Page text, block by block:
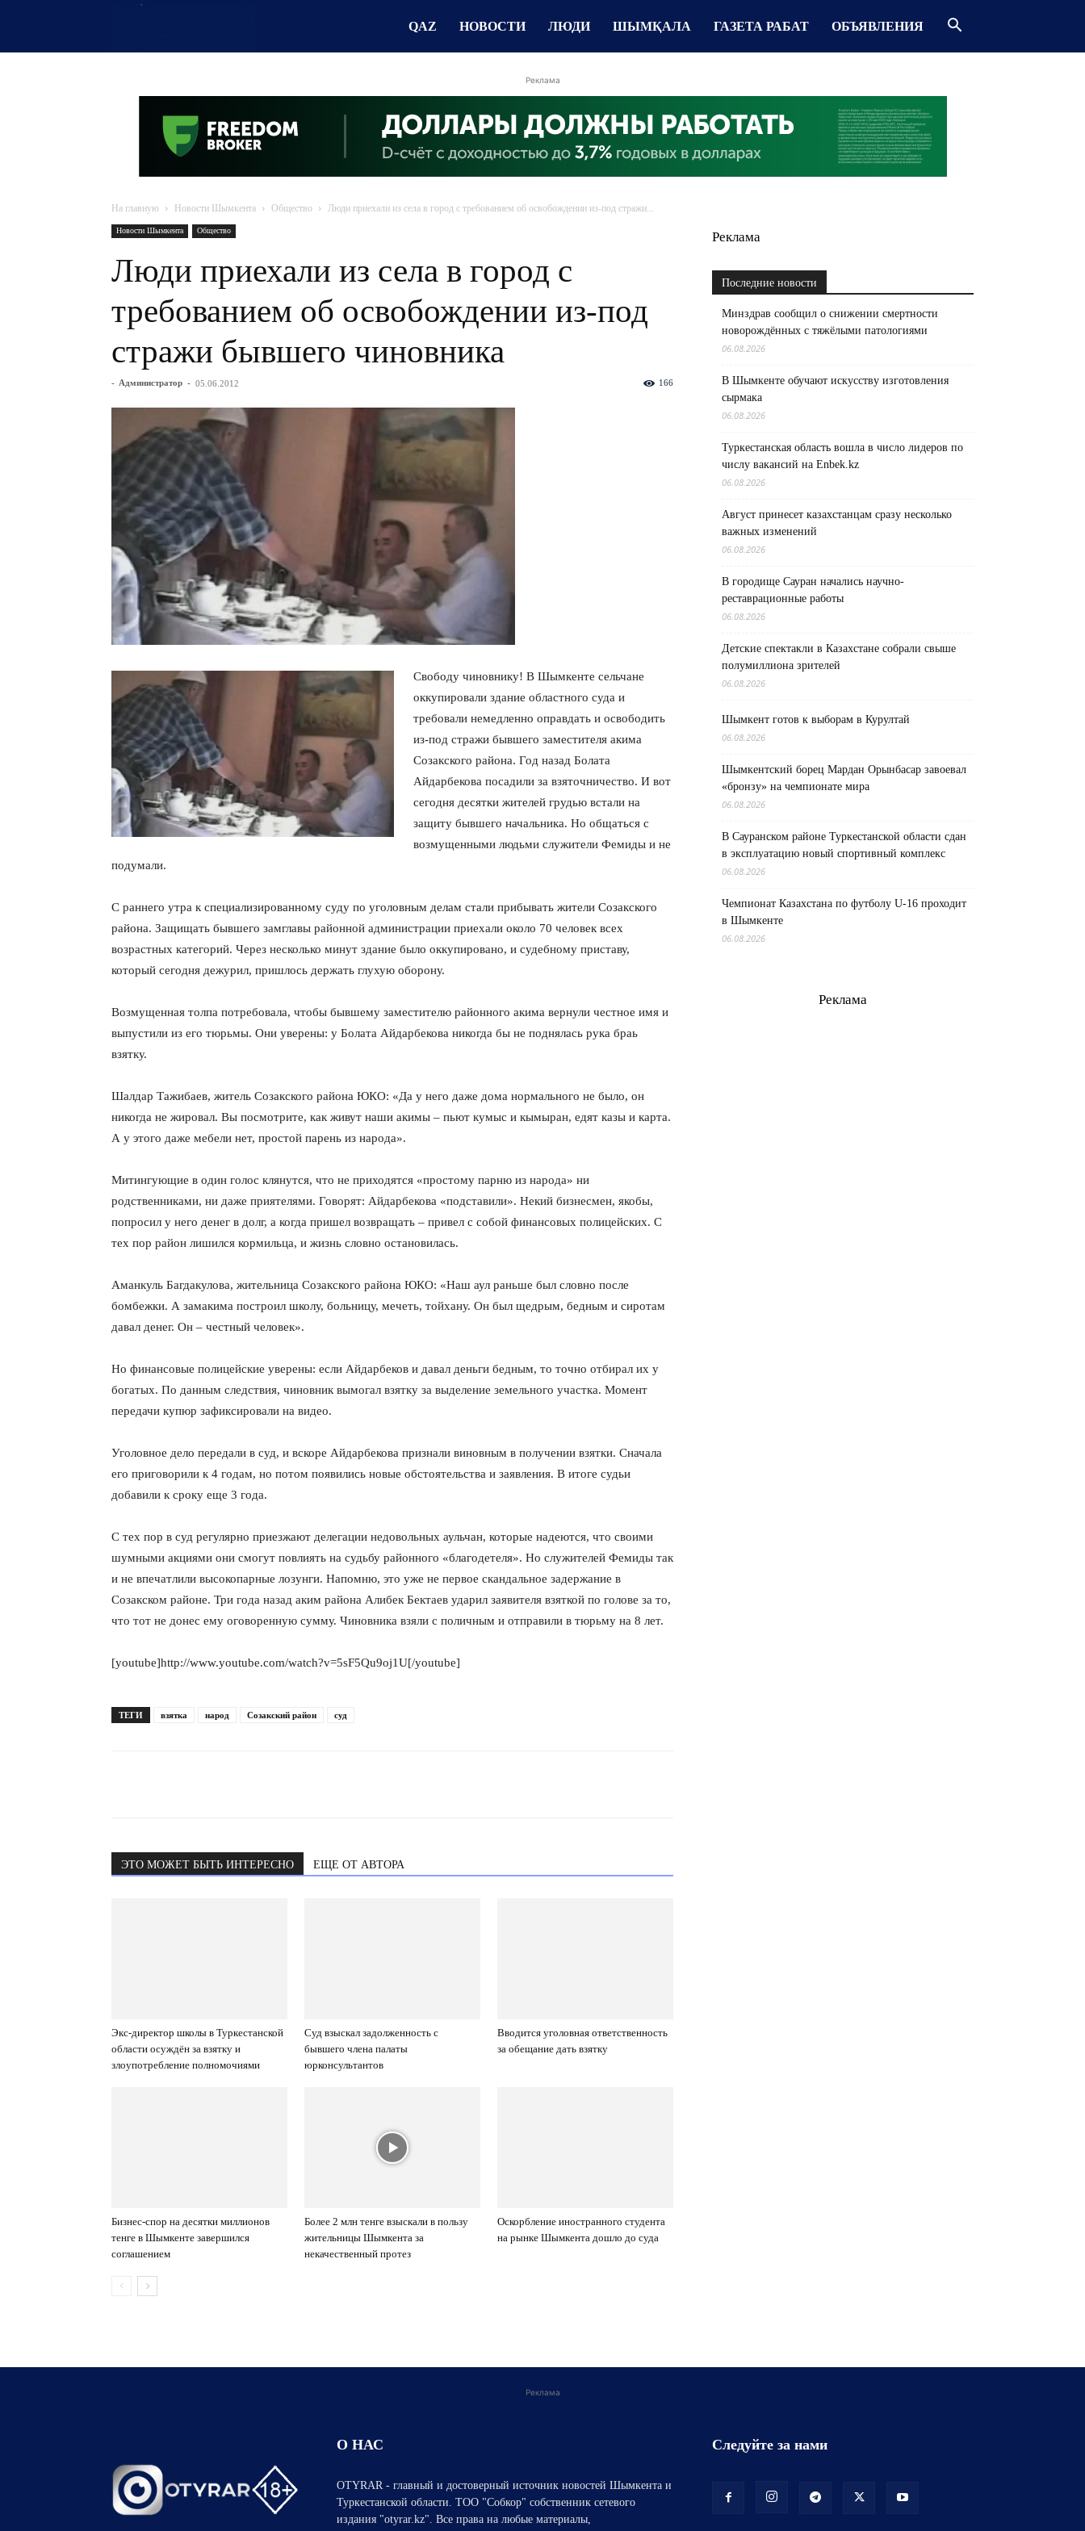
QAZ НОВОСТИ ЛЮДИ ШЫМҚАЛА ГАЗЕТА РАБАТ ОБЪЯВЛЕНИЯ
Реклама
На главную Новости Шымкента Общество Люди приехали из села в город с требованием об освобождении из-под стражи...
Новости Шымкента Общество
Люди приехали из села в город с
требованием об освобождении из-под
стражи бывшего чиновника
- Администратор - 05.06.2012 166
Свободу чиновнику! В Шымкенте сельчане
оккупировали здание областного суда и
требовали немедленно оправдать и освободить
из-под стражи бывшего заместителя акима
Созакского района. Год назад Болата
Айдарбекова посадили за взяточничество. И вот
сегодня десятки жителей грудью встали на
защиту бывшего начальника. Но общаться с
возмущенными людьми служители Фемиды и не
подумали.
С раннего утра к специализированному суду по уголовным делам стали прибывать жители Созакского
района. Защищать бывшего замглавы районной администрации приехали около 70 человек всех
возрастных категорий. Через несколько минут здание было оккупировано, и судебному приставу,
который сегодня дежурил, пришлось держать глухую оборону.
Возмущенная толпа потребовала, чтобы бывшему заместителю районного акима вернули честное имя и
выпустили из его тюрьмы. Они уверены: у Болата Айдарбекова никогда бы не поднялась рука браь
взятку.
Шалдар Тажибаев, житель Созакского района ЮКО: «Да у него даже дома нормального не было, он
никогда не жировал. Вы посмотрите, как живут наши акимы – пьют кумыс и кымыран, едят казы и карта.
А у этого даже мебели нет, простой парень из народа».
Митингующие в один голос клянутся, что не приходятся «простому парню из народа» ни
родственниками, ни даже приятелями. Говорят: Айдарбекова «подставили». Некий бизнесмен, якобы,
попросил у него денег в долг, а когда пришел возвращать – привел с собой финансовых полицейских. С
тех пор район лишился кормильца, и жизнь словно остановилась.
Аманкуль Багдакулова, жительница Созакского района ЮКО: «Наш аул раньше был словно после
бомбежки. А замакима построил школу, больницу, мечеть, тойхану. Он был щедрым, бедным и сиротам
давал денег. Он – честный человек».
Но финансовые полицейские уверены: если Айдарбеков и давал деньги бедным, то точно отбирал их у
богатых. По данным следствия, чиновник вымогал взятку за выделение земельного участка. Момент
передачи купюр зафиксировали на видео.
Уголовное дело передали в суд, и вскоре Айдарбекова признали виновным в получении взятки. Сначала
его приговорили к 4 годам, но потом появились новые обстоятельства и заявления. В итоге судьи
добавили к сроку еще 3 года.
С тех пор в суд регулярно приезжают делегации недовольных аульчан, которые надеются, что своими
шумными акциями они смогут повлиять на судьбу районного «благодетеля». Но служителей Фемиды так
и не впечатлили высокопарные лозунги. Напомню, это уже не первое скандальное задержание в
Созакском районе. Три года назад аким района Алибек Бектаев ударил заявителя взяткой по голове за то,
что тот не донес ему оговоренную сумму. Чиновника взяли с поличным и отправили в тюрьму на 8 лет.
[youtube]http://www.youtube.com/watch?v=5sF5Qu9oj1U[/youtube]
ТЕГИ взятка народ Созакский район суд
ЭТО МОЖЕТ БЫТЬ ИНТЕРЕСНО ЕЩЕ ОТ АВТОРА
Экс-директор школы в Туркестанской
области осуждён за взятку и
злоупотребление полномочиями
Суд взыскал задолженность с
бывшего члена палаты
юрконсультантов
Вводится уголовная ответственность
за обещание дать взятку
Бизнес-спор на десятки миллионов
тенге в Шымкенте завершился
соглашением
Более 2 млн тенге взыскали в пользу
жительницы Шымкента за
некачественный протез
Оскорбление иностранного студента
на рынке Шымкента дошло до суда
Реклама
Последние новости
Минздрав сообщил о снижении смертности
новорождённых с тяжёлыми патологиями
06.08.2026
В Шымкенте обучают искусству изготовления
сырмака
06.08.2026
Туркестанская область вошла в число лидеров по
числу вакансий на Enbek.kz
06.08.2026
Август принесет казахстанцам сразу несколько
важных изменений
06.08.2026
В городище Сауран начались научно-
реставрационные работы
06.08.2026
Детские спектакли в Казахстане собрали свыше
полумиллиона зрителей
06.08.2026
Шымкент готов к выборам в Курултай
06.08.2026
Шымкентский борец Мардан Орынбасар завоевал
«бронзу» на чемпионате мира
06.08.2026
В Сауранском районе Туркестанской области сдан
в эксплуатацию новый спортивный комплекс
06.08.2026
Чемпионат Казахстана по футболу U-16 проходит
в Шымкенте
06.08.2026
Реклама
Реклама
О НАС
OTYRAR - главный и достоверный источник новостей Шымкента и
Туркестанской области. ТОО "Собкор" собственник сетевого
издания "otyrar.kz". Все права на любые материалы,
Следуйте за нами